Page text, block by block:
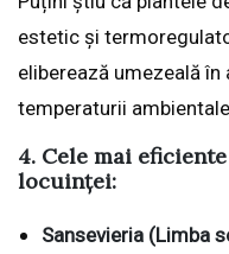
estetic și
eliberează umezeală
temperaturii
4. Cele mai
locuinței:
Sansevieria (Limba